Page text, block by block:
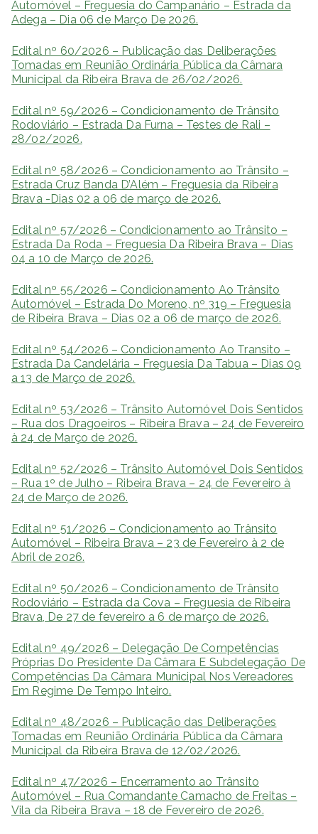
Automóvel – Freguesia do Campanário – Estrada da
Adega – Dia 06 de Março De 2026.
Edital nº 60/2026 – Publicação das Deliberações
Tomadas em Reunião Ordinária Pública da Câmara
Municipal da Ribeira Brava de 26/02/2026.
Edital nº 59/2026 – Condicionamento de Trânsito
Rodoviário – Estrada Da Furna – Testes de Rali –
28/02/2026.
Edital nº 58/2026 – Condicionamento ao Trânsito –
Estrada Cruz Banda D’Além – Freguesia da Ribeira
Brava -Dias 02 a 06 de março de 2026.
Edital nº 57/2026 – Condicionamento ao Trânsito –
Estrada Da Roda – Freguesia Da Ribeira Brava – Dias
04 a 10 de Março de 2026.
Edital nº 55/2026 – Condicionamento Ao Trânsito
Automóvel – Estrada Do Moreno, nº 319 – Freguesia
de Ribeira Brava – Dias 02 a 06 de março de 2026.
Edital nº 54/2026 – Condicionamento Ao Transito –
Estrada Da Candelária – Freguesia Da Tabua – Dias 09
a 13 de Março de 2026.
Edital nº 53/2026 – Trânsito Automóvel Dois Sentidos
– Rua dos Dragoeiros – Ribeira Brava – 24 de Fevereiro
à 24 de Março de 2026.
Edital nº 52/2026 – Trânsito Automóvel Dois Sentidos
– Rua 1º de Julho – Ribeira Brava – 24 de Fevereiro à
24 de Março de 2026.
Edital nº 51/2026 – Condicionamento ao Trânsito
Automóvel – Ribeira Brava – 23 de Fevereiro à 2 de
Abril de 2026.
Edital nº 50/2026 – Condicionamento de Trânsito
Rodoviário – Estrada da Cova – Freguesia de Ribeira
Brava, De 27 de fevereiro a 6 de março de 2026.
Edital nº 49/2026 – Delegação De Competências
Próprias Do Presidente Da Câmara E Subdelegação De
Competências Da Câmara Municipal Nos Vereadores
Em Regime De Tempo Inteiro.
Edital nº 48/2026 – Publicação das Deliberações
Tomadas em Reunião Ordinária Pública da Câmara
Municipal da Ribeira Brava de 12/02/2026.
Edital nº 47/2026 – Encerramento ao Trânsito
Automóvel – Rua Comandante Camacho de Freitas –
Vila da Ribeira Brava – 18 de Fevereiro de 2026.